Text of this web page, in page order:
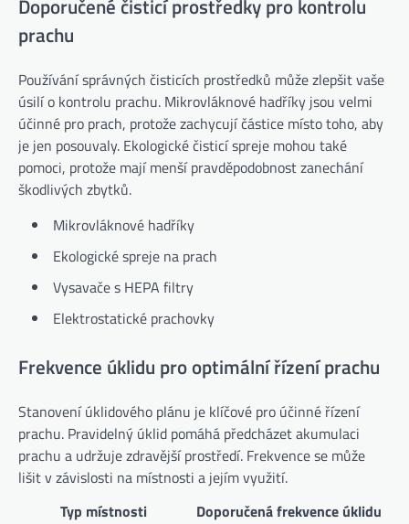
Doporučené čisticí prostředky pro kontrolu
prachu
Používání správných čisticích prostředků může zlepšit vaše
úsilí o kontrolu prachu. Mikrovláknové hadříky jsou velmi
účinné pro prach, protože zachycují částice místo toho, aby
je jen posouvaly. Ekologické čisticí spreje mohou také
pomoci, protože mají menší pravděpodobnost zanechání
škodlivých zbytků.
Mikrovláknové hadříky
Ekologické spreje na prach
Vysavače s HEPA filtry
Elektrostatické prachovky
Frekvence úklidu pro optimální řízení prachu
Stanovení úklidového plánu je klíčové pro účinné řízení
prachu. Pravidelný úklid pomáhá předcházet akumulaci
prachu a udržuje zdravější prostředí. Frekvence se může
lišit v závislosti na místnosti a jejím využití.
Typ místnosti
Doporučená frekvence úklidu